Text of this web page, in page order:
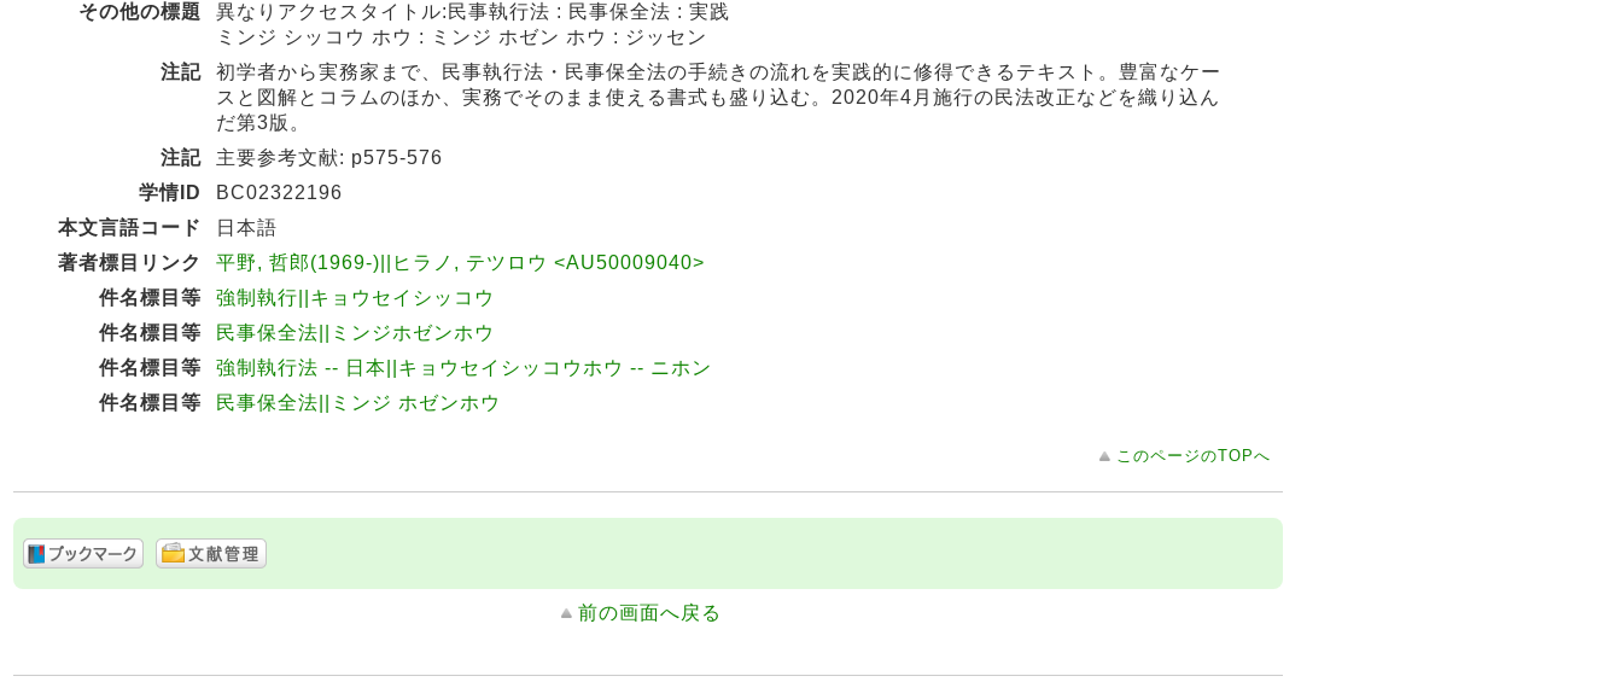
その他の標題
異なりアクセスタイトル:民事執行法 : 民事保全法 : 実践
ミンジ シッコウ ホウ : ミンジ ホゼン ホウ : ジッセン
注記
初学者から実務家まで、民事執行法・民事保全法の手続きの流れを実践的に修得できるテキスト。豊富なケー
スと図解とコラムのほか、実務でそのまま使える書式も盛り込む。2020年4月施行の民法改正などを織り込ん
だ第3版。
注記
主要参考文献: p575-576
学情ID
BC02322196
本文言語コード
日本語
著者標目リンク
平野, 哲郎(1969-)||ヒラノ, テツロウ <AU50009040>
件名標目等
強制執行||キョウセイシッコウ
件名標目等
民事保全法||ミンジホゼンホウ
件名標目等
強制執行法 -- 日本||キョウセイシッコウホウ -- ニホン
件名標目等
民事保全法||ミンジ ホゼンホウ
このページのTOPへ
前の画面へ戻る